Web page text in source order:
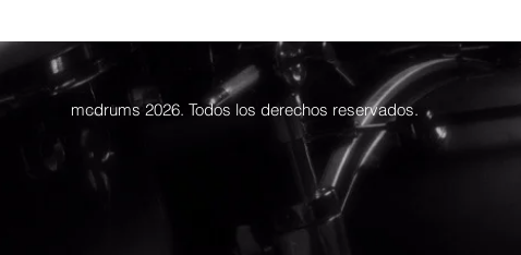
mcdrums 2026. Todos los derechos reservados.